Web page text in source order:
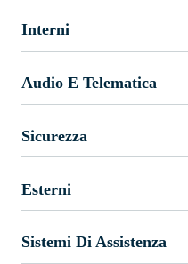
Interni
Audio E Telematica
Sicurezza
Esterni
Sistemi Di Assistenza